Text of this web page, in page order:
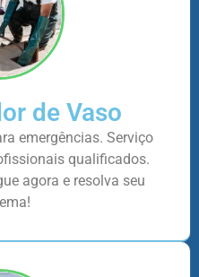
de Vaso
emergências. Serviço
qualificados.
agora e resolva seu